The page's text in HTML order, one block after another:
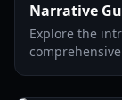
Narrative
Explore the